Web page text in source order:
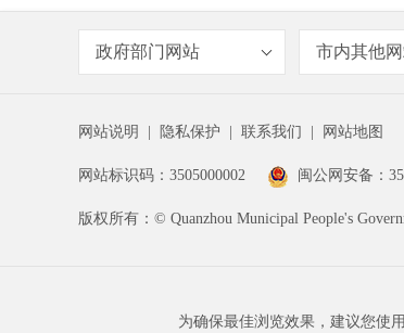
政府部门网站 市内其他
网站说明 隐私保护 联系我们 网站地图
网站标识码：3505000002 闽公网安备：
版权所有：© Quanzhou Municipal People's
为确保最佳浏览效果，建议您使